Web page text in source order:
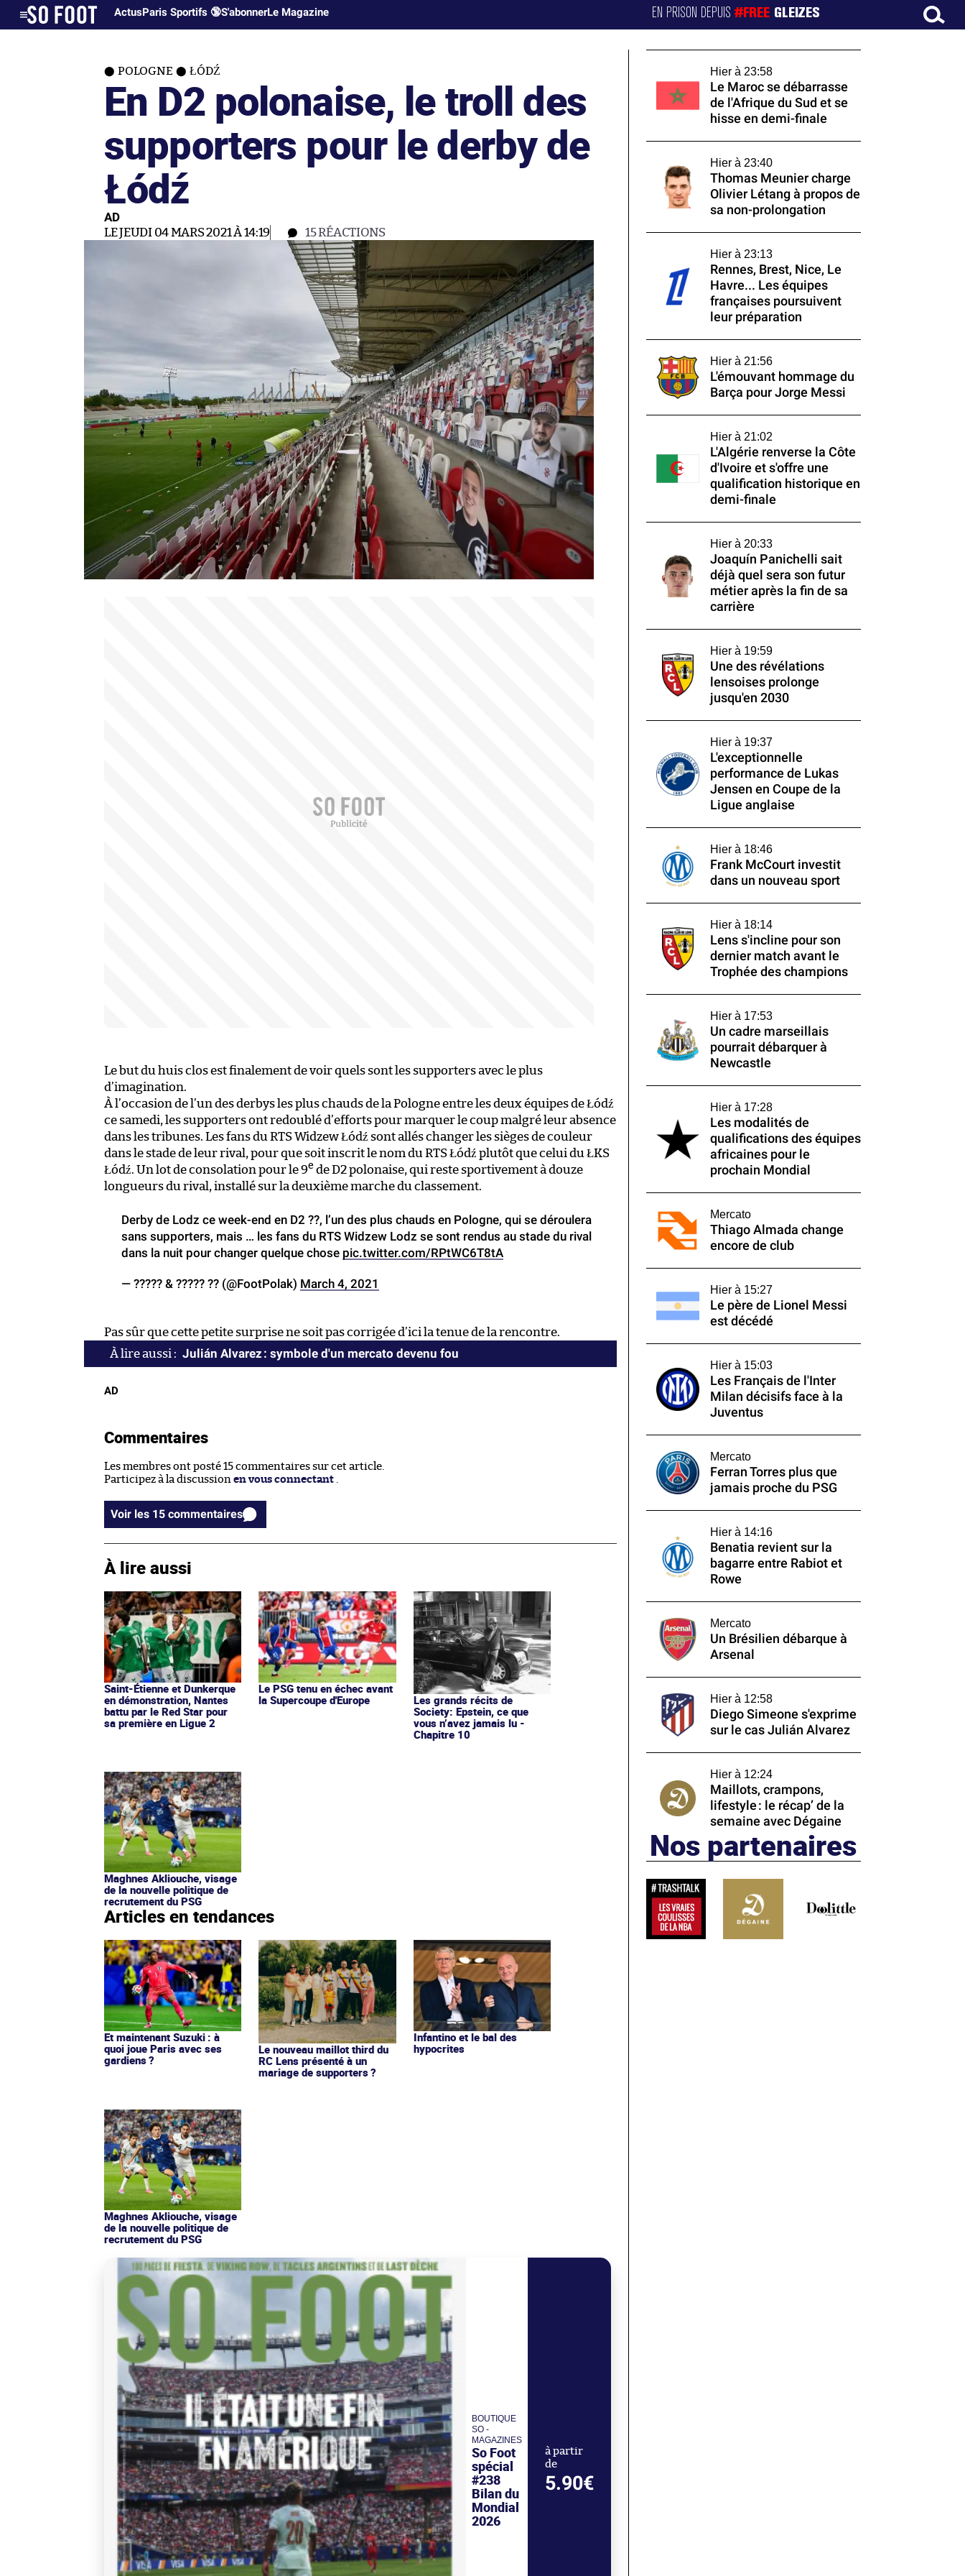
ActusParis Sportifs 🔞S'abonnerLe Magazine EN PRISON DEPUIS#FREE GLEIZES
POLOGNE ŁÓDŹ
En D2 polonaise, le troll des
supporters pour le derby de
Łódź
AD
LE JEUDI 04 MARS 2021 À 14:19 15RÉACTIONS
Le but du huis clos est finalement de voir quels sont les supporters avec le plus
d’imagination.
À l’occasion de l’un des derbys les plus chauds de la Pologne entre les deux équipes de Łódź
ce samedi, les supporters ont redoublé d’efforts pour marquer le coup malgré leur absence
dans les tribunes. Les fans du RTS Widzew Łódź sont allés changer les sièges de couleur
dans le stade de leur rival, pour que soit inscrit le nom du RTS Łódź plutôt que celui du ŁKS
Łódź. Un lot de consolation pour le 9e de D2 polonaise, qui reste sportivement à douze
longueurs du rival, installé sur la deuxième marche du classement.
Derby de Lodz ce week-end en D2 ??, l’un des plus chauds en Pologne, qui se déroulera
sans supporters, mais … les fans du RTS Widzew Lodz se sont rendus au stade du rival
dans la nuit pour changer quelque chose pic.twitter.com/RPtWC6T8tA
— ????? & ????? ?? (@FootPolak) March 4, 2021
Pas sûr que cette petite surprise ne soit pas corrigée d’ici la tenue de la rencontre.
Julián Alvarez : symbole d'un mercato devenu fou
AD
Commentaires
Les membres ont posté 15 commentaires sur cet article.
Participez à la discussion en vous connectant .
Voir les 15 commentaires
À lire aussi
Saint-Étienne et Dunkerque
en démonstration, Nantes
battu par le Red Star pour
sa première en Ligue 2
Le PSG tenu en échec avant
la Supercoupe d'Europe
Les grands récits de
Society: Epstein, ce que
vous n’avez jamais lu -
Chapitre 10
Maghnes Akliouche, visage
de la nouvelle politique de
recrutement du PSG
Articles en tendances
Et maintenant Suzuki : à
quoi joue Paris avec ses
gardiens ?
Le nouveau maillot third du
RC Lens présenté à un
mariage de supporters ?
Infantino et le bal des
hypocrites
Maghnes Akliouche, visage
de la nouvelle politique de
recrutement du PSG
BOUTIQUE
SO -
MAGAZINES
So Foot
spécial
#238
Bilan du
Mondial
2026
à partir
de
5.90€
Hier à 23:58
Le Maroc se débarrasse
de l'Afrique du Sud et se
hisse en demi-finale
Hier à 23:40
Thomas Meunier charge
Olivier Létang à propos de
sa non-prolongation
Hier à 23:13
Rennes, Brest, Nice, Le
Havre... Les équipes
françaises poursuivent
leur préparation
Hier à 21:56
L'émouvant hommage du
Barça pour Jorge Messi
Hier à 21:02
L'Algérie renverse la Côte
d'Ivoire et s'offre une
qualification historique en
demi-finale
Hier à 20:33
Joaquín Panichelli sait
déjà quel sera son futur
métier après la fin de sa
carrière
Hier à 19:59
Une des révélations
lensoises prolonge
jusqu'en 2030
Hier à 19:37
L'exceptionnelle
performance de Lukas
Jensen en Coupe de la
Ligue anglaise
Hier à 18:46
Frank McCourt investit
dans un nouveau sport
Hier à 18:14
Lens s'incline pour son
dernier match avant le
Trophée des champions
Hier à 17:53
Un cadre marseillais
pourrait débarquer à
Newcastle
Hier à 17:28
Les modalités de
qualifications des équipes
africaines pour le
prochain Mondial
Mercato
Thiago Almada change
encore de club
Hier à 15:27
Le père de Lionel Messi
est décédé
Hier à 15:03
Les Français de l'Inter
Milan décisifs face à la
Juventus
Mercato
Ferran Torres plus que
jamais proche du PSG
Hier à 14:16
Benatia revient sur la
bagarre entre Rabiot et
Rowe
Mercato
Un Brésilien débarque à
Arsenal
Hier à 12:58
Diego Simeone s'exprime
sur le cas Julián Alvarez
Hier à 12:24
Maillots, crampons,
lifestyle : le récap’ de la
semaine avec Dégaine
Nos partenaires